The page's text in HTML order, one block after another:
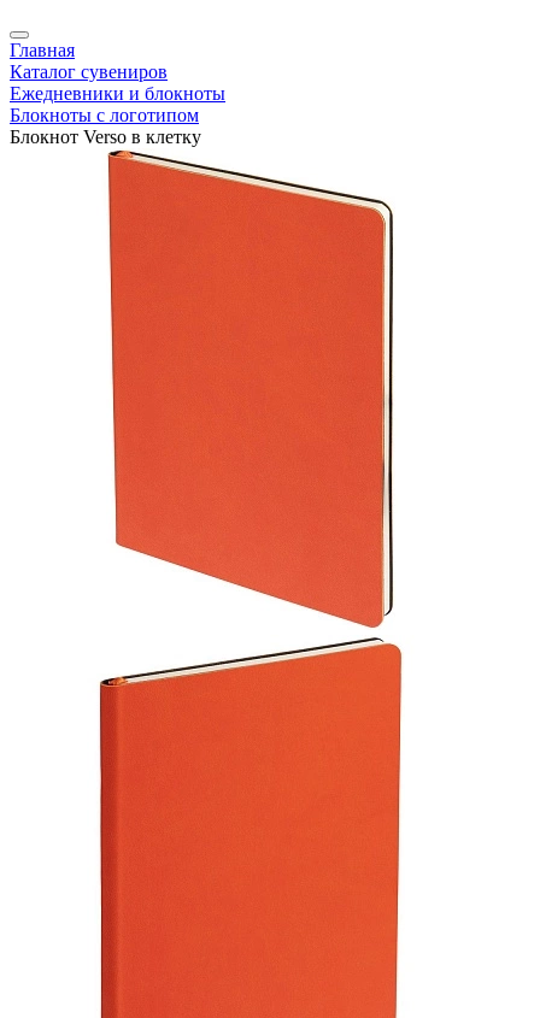
Главная
Каталог сувениров
Ежедневники и блокноты
Блокноты с логотипом
Блокнот Verso в клетку